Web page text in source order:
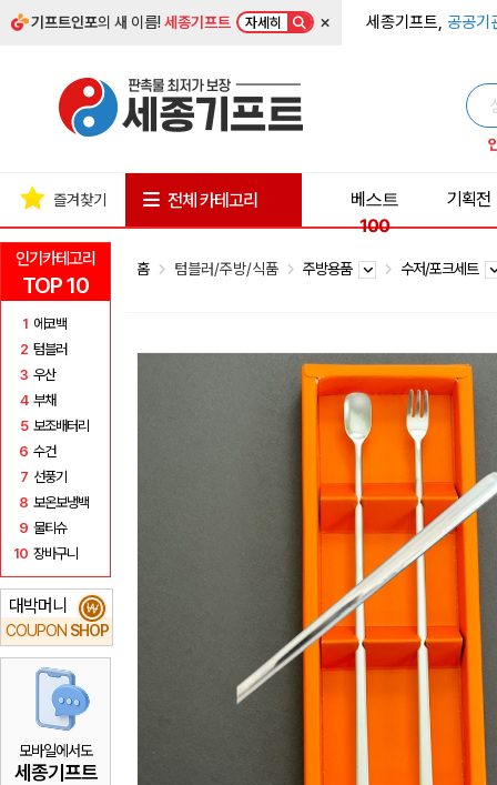
기프트인포의 새 이름!세종기프트 자세히 × 세종기프트, 공공기
인기카테고리
TOP 10
1 에코백
2 텀블러
3 우산
4 부채
5 보조배터리
6 수건
7 선풍기
8 보온보냉백
9 물티슈
10 장바구니
대박머니
COUPON SHOP
₩
모바일에서도
세종기프트
즐겨찾기 전체 카테고리
베스트
100
기획전
홈 텀블러/주방/식품 주방용품 수저/포크세트